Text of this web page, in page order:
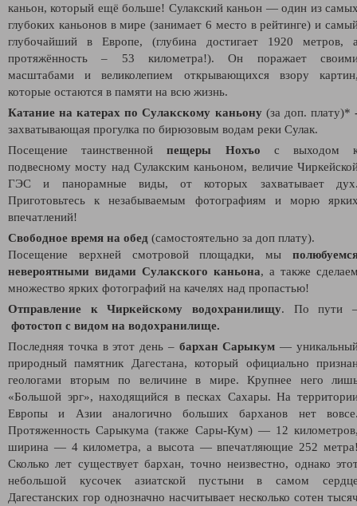
каньон, который ещё больше! Сулакский каньон — один из
глубоких каньонов в мире (занимает 6 место в рейтинге) и
глубочайший в Европе, (глубина достигает 1920 метров,
протяжённость – 53 километра!). Он поражает
масштабами и великолепием открывающихся взору
которые остаются в памяти на всю жизнь.
Катание накатерах по Сулакскому каньону (за доп. плату)*
захватывающая прогулка по бирюзовым водам реки Сулак.
Посещение таинственнойпещеры Нохъо с выходом
подвесному мосту над Сулакским каньоном, величие
ГЭС и панорамные виды, от которых захватывает
Приготовьтесь к незабываемым фотографиям и морю
впечатлений!
Свободное время на обед (самостоятельно за доп плату).
Посещение верхней смотровой площадки, мы
невероятными видами Сулакского каньона, а также
множество ярких фотографий на качелях над пропастью!
Отправление к Чиркейскому водохранилищу. По пути
фотостоп с видом на водохранилище.
Последняя точка в этот день –бархан Сарыкум —
природный памятник Дагестана, который официально
геологами вторым по величине в мире. Крупнее него
«Большой эрг», находящийся в песках Сахары. На
Европы и Азии аналогично больших барханов нет
Протяженность Сарыкума (также Сары-Кум) — 12
ширина — 4 километра, а высота — впечатляющие 252
Сколько лет существует бархан, точно неизвестно, однако
небольшой кусочек азиатской пустыни в самом
Дагестанских гор однозначно насчитывает несколько сотен